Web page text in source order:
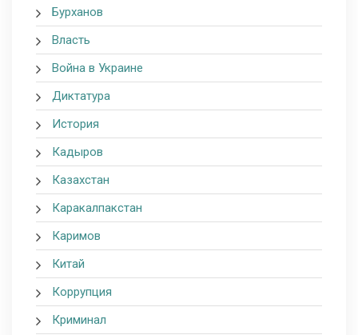
Бурханов
Власть
Война в Украине
Диктатура
История
Кадыров
Казахстан
Каракалпакстан
Каримов
Китай
Коррупция
Криминал